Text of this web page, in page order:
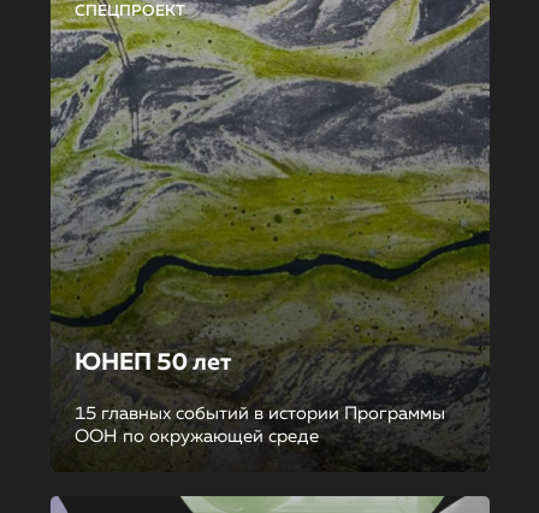
СПЕЦПРОЕКТ
ЮНЕП 50 лет
15 главных событий в истории Программы
ООН по окружающей среде